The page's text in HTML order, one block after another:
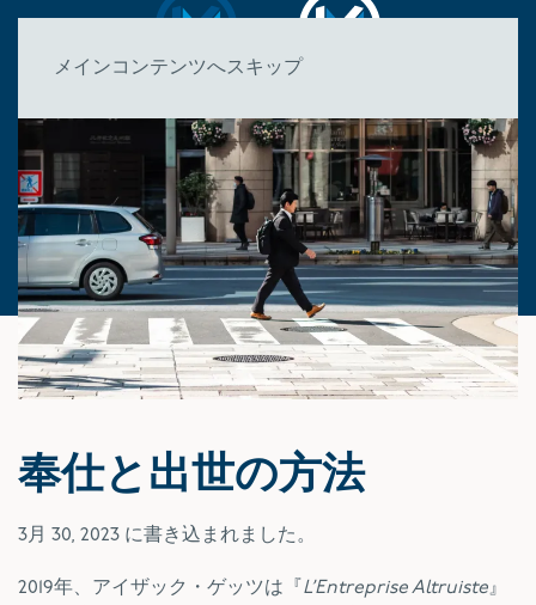
メインコンテンツへスキップ
奉仕と出世の方法
3月 30, 2023 に書き込まれました。
2019年、アイザック・ゲッツは『 L’Entreprise Altruiste』